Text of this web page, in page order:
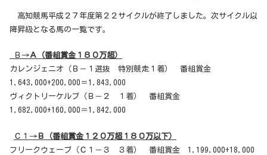
高知競馬平成２７年度第２２サイクルが終了しました。次サイクル以
降昇級となる馬の一覧です。
Ｂ→Ａ（番組賞金１８０万超）
カレンジェニオ（Ｂ－１選抜 特別競走１着） 番組賞金
1,643,000+200,000＝1,843,000
ヴィクトリーケルブ（Ｂ－２ １着） 番組賞金
1,682,000+160,000＝1,842,000
Ｃ１→ Ｂ（番組賞金１２０万超１８０万以下）
フリークウェーブ（Ｃ１－３ ３着） 番組賞金 1,199,000+18,000